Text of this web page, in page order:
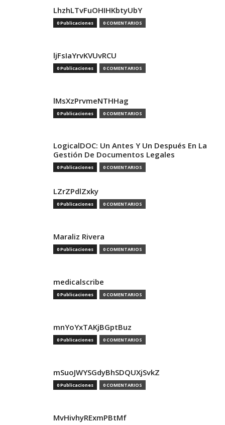
LhzhLTvFuOHIHKbtyUbY
0 Publicaciones 0 COMENTARIOS
ljFsIaYrvKVUvRCU
0 Publicaciones 0 COMENTARIOS
lMsXzPrvmeNTHHag
0 Publicaciones 0 COMENTARIOS
LogicalDOC: Un Antes Y Un Después En La
Gestión De Documentos Legales
0 Publicaciones 0 COMENTARIOS
LZrZPdlZxky
0 Publicaciones 0 COMENTARIOS
Maraliz Rivera
0 Publicaciones 0 COMENTARIOS
medicalscribe
0 Publicaciones 0 COMENTARIOS
mnYoYxTAKjBGptBuz
0 Publicaciones 0 COMENTARIOS
mSuoJWYSGdyBhSDQUXjSvkZ
0 Publicaciones 0 COMENTARIOS
MvHivhyRExmPBtMf